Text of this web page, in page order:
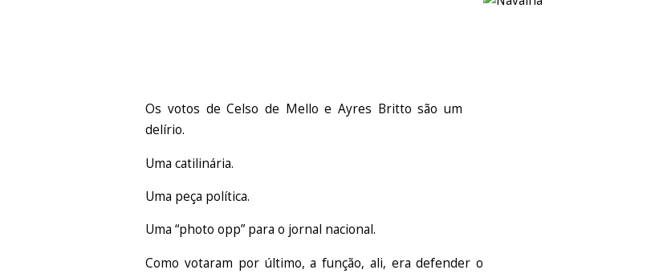
Os votos de Celso de Mello e Ayres Britto são um
delírio.
Uma catilinária.
Uma peça política.
Uma “photo opp” para o jornal nacional.
Como votaram por último, a função, ali, era defender o